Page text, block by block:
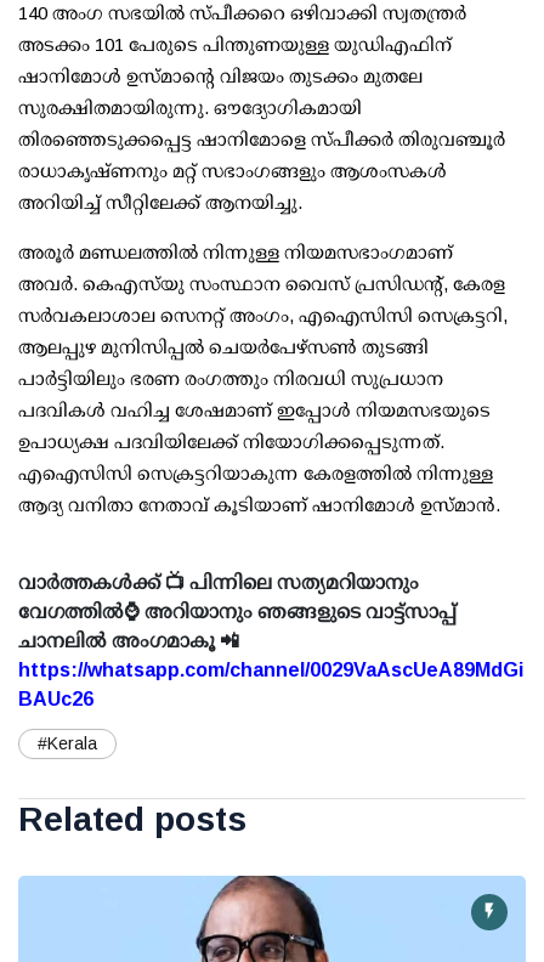
140 അംഗ സഭയില്‍ സ്പീക്കറെ ഒഴിവാക്കി സ്വതന്ത്രര്‍
അടക്കം 101 പേരുടെ പിന്തുണയുള്ള യുഡിഎഫിന്
ഷാനിമോള്‍ ഉസ്മാന്റെ വിജയം തുടക്കം മുതലേ
സുരക്ഷിതമായിരുന്നു. ഔദ്യോഗികമായി
തിരഞ്ഞെടുക്കപ്പെട്ട ഷാനിമോളെ സ്പീക്കര്‍ തിരുവഞ്ചൂര്‍
രാധാകൃഷ്ണനും മറ്റ് സഭാംഗങ്ങളും ആശംസകള്‍
അറിയിച്ച് സീറ്റിലേക്ക് ആനയിച്ചു.
അരൂര്‍ മണ്ഡലത്തില്‍ നിന്നുള്ള നിയമസഭാംഗമാണ്
അവര്‍. കെഎസ്‌യു സംസ്ഥാന വൈസ് പ്രസിഡന്റ്, കേരള
സര്‍വകലാശാല സെനറ്റ് അംഗം, എഐസിസി സെക്രട്ടറി,
ആലപ്പുഴ മുനിസിപ്പല്‍ ചെയര്‍പേഴ്‌സണ്‍ തുടങ്ങി
പാര്‍ട്ടിയിലും ഭരണ രംഗത്തും നിരവധി സുപ്രധാന
പദവികള്‍ വഹിച്ച ശേഷമാണ് ഇപ്പോള്‍ നിയമസഭയുടെ
ഉപാധ്യക്ഷ പദവിയിലേക്ക് നിയോഗിക്കപ്പെടുന്നത്.
എഐസിസി സെക്രട്ടറിയാകുന്ന കേരളത്തില്‍ നിന്നുള്ള
ആദ്യ വനിതാ നേതാവ് കൂടിയാണ് ഷാനിമോള്‍ ഉസ്മാന്‍.
വാർത്തകൾക്ക് 📺 പിന്നിലെ സത്യമറിയാനും
വേഗത്തിൽ⌚ അറിയാനും ഞങ്ങളുടെ വാട്ട്സാപ്പ്
ചാനലിൽ അംഗമാകൂ 📲
https://whatsapp.com/channel/0029VaAscUeA89MdGi
BAUc26
#Kerala
Related posts